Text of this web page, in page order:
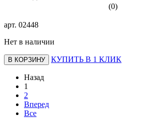
(0)
арт. 02448
Нет в наличии
В КОРЗИНУ КУПИТЬ В 1 КЛИК
Назад
1
2
Вперед
Все